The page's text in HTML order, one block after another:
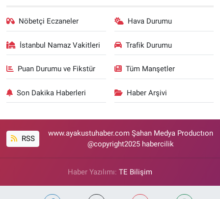
Nöbetçi Eczaneler Hava Durumu
İstanbul Namaz Vakitleri Trafik Durumu
Puan Durumu ve Fikstür Tüm Manşetler
Son Dakika Haberleri Haber Arşivi
RSS
www.ayakustuhaber.com Şahan Medya Productıon
@copyright2025 habercilik
Haber Yazılımı: TE Bilişim